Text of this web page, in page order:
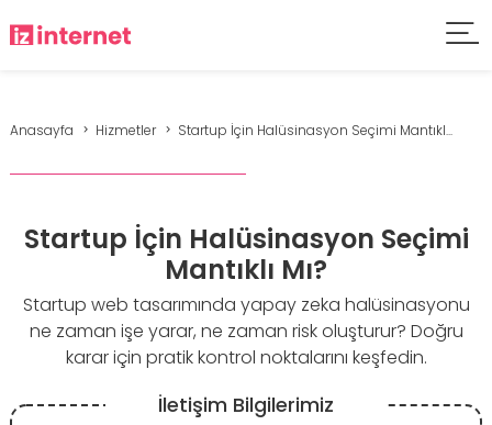
Anasayfa Hizmetler Startup İçin Halüsinasyon Seçimi Mantıkl...
Startup İçin Halüsinasyon Seçimi
Mantıklı Mı?
Startup web tasarımında yapay zeka halüsinasyonu
ne zaman işe yarar, ne zaman risk oluşturur? Doğru
karar için pratik kontrol noktalarını keşfedin.
İletişim Bilgilerimiz